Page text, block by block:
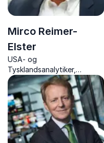
Mirco Reimer-
Elster
USA- og
Tysklandsanalytiker,
podcast-vært og forfatter
med højaktuelle og
underholdene foredrag om
amerikansk og tysk politik